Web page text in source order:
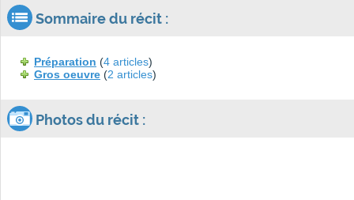
Sommaire du récit :
Préparation (4 articles)
Gros oeuvre (2 articles)
Photos du récit :